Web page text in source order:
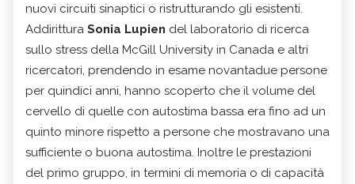
nuovi circuiti sinaptici o ristrutturando gli esistenti.
Addirittura Sonia Lupien del laboratorio di ricerca
sullo stress della McGill University in Canada e altri
ricercatori, prendendo in esame novantadue persone
per quindici anni, hanno scoperto che il volume del
cervello di quelle con autostima bassa era fino ad un
quinto minore rispetto a persone che mostravano una
sufficiente o buona autostima. Inoltre le prestazioni
del primo gruppo, in termini di memoria o di capacità